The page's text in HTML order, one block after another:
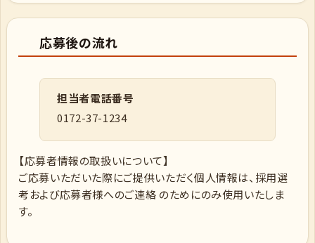
応募後の流れ
担当者電話番号
0172-37-1234
【応募者情報の取扱いについて】
ご応募いただいた際にご提供いただく個人情報は、採用選
考および応募者様へのご連絡 のためにのみ使用いたしま
す。